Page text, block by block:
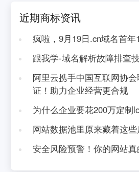
近期商标资讯
疯啦，9月19日.cn域名首年
跟我学-域名解析故障排查
阿里云携手中国互联网协
证！助力企业经营更合规
为什么企业要花200万定制
网站数据池里原来藏着这
安全风险预警！你的网站真